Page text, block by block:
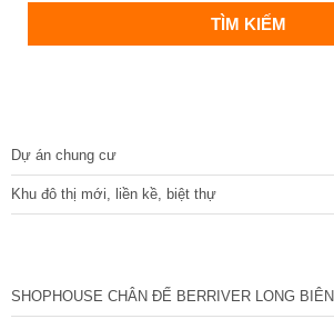
Dự án chung cư
Khu đô thị mới, liền kề, biệt thự
SHOPHOUSE CHÂN ĐẾ BERRIVER LONG BIÊN